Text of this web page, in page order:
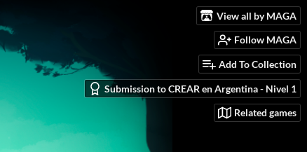
View all by MAGA
Follow MAGA
Add To Collection
Submission to CREAR en Argentina - Nivel 1
Related games